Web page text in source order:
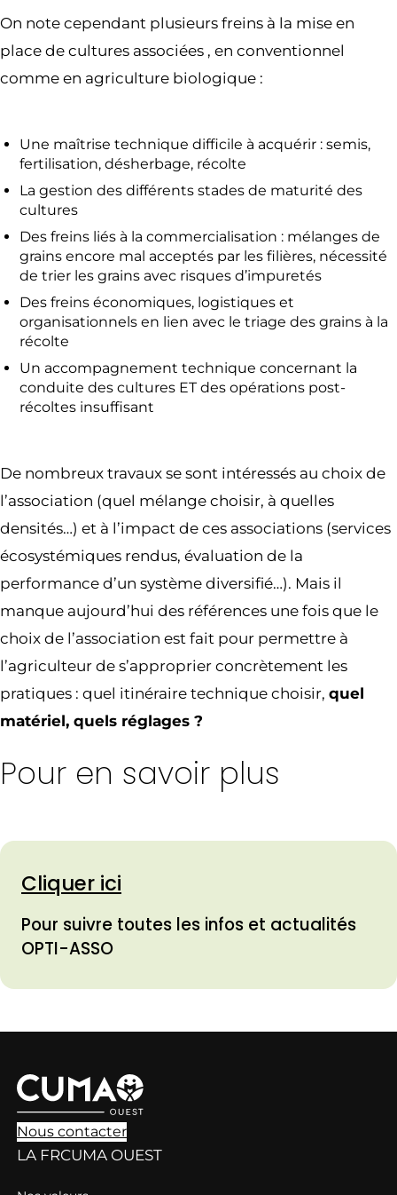
On note cependant plusieurs freins à la mise en
place de cultures associées , en conventionnel
comme en agriculture biologique :
Une maîtrise technique difficile à acquérir : semis,
fertilisation, désherbage, récolte
La gestion des différents stades de maturité des
cultures
Des freins liés à la commercialisation : mélanges de
grains encore mal acceptés par les filières, nécessité
de trier les grains avec risques d’impuretés
Des freins économiques, logistiques et
organisationnels en lien avec le triage des grains à la
récolte
Un accompagnement technique concernant la
conduite des cultures ET des opérations post-
récoltes insuffisant
De nombreux travaux se sont intéressés au choix de
l’association (quel mélange choisir, à quelles
densités…) et à l’impact de ces associations (services
écosystémiques rendus, évaluation de la
performance d’un système diversifié…). Mais il
manque aujourd’hui des références une fois que le
choix de l’association est fait pour permettre à
l’agriculteur de s’approprier concrètement les
pratiques : quel itinéraire technique choisir, quel
matériel, quels réglages ?
Pour en savoir plus
Cliquer ici
Pour suivre toutes les infos et actualités
OPTI-ASSO
Nous contacter
LA FRCUMA OUEST